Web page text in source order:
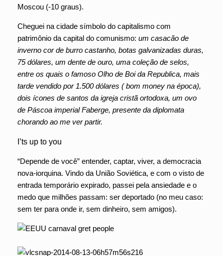
Moscou (-10 graus).
Cheguei na cidade símbolo do capitalismo com
patrimônio da capital do comunismo: um casacão de
inverno cor de burro castanho, botas galvanizadas duras,
75 dólares, um dente de ouro, uma coleção de selos,
entre os quais o famoso Olho de Boi da Republica, mais
tarde vendido por 1.500 dólares ( bom money na época),
dois ícones de santos da igreja cristã ortodoxa, um ovo
de Páscoa imperial Faberge, presente da diplomata
chorando ao me ver partir.
I’ts up to you
“Depende de você” entender, captar, viver, a democracia
nova-iorquina. Vindo da União Soviética, e com o visto de
entrada temporário expirado, passei pela ansiedade e o
medo que milhões passam: ser deportado (no meu caso:
sem ter para onde ir, sem dinheiro, sem amigos).